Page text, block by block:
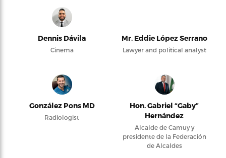
Dennis Dávila
Cinema
Mr. Eddie López Serrano
Lawyer and political analyst
González Pons MD
Radiologist
Hon. Gabriel “Gaby”
Hernández
Alcalde de Camuy y
presidente de la Federación
de Alcaldes